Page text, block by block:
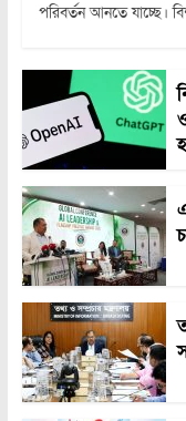
পরিবর্তন আনতে যাচ্ছে।